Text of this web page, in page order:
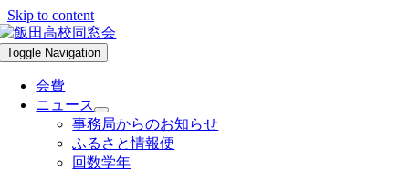
Skip to content
Toggle Navigation
会費
ニュース
事務局からのお知らせ
ふるさと情報便
回数学年